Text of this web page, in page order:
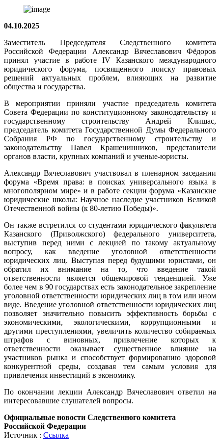
04.10.2025
Заместитель Председателя Следственного комитета
Российской Федерации Александр Вячеславович Фёдоров
принял участие в работе IV Казанского международного
юридического форума, посвященного поиску правовых
решений актуальных проблем, влияющих на развитие
общества и государства.
В мероприятии приняли участие председатель комитета
Совета Федерации по конституционному законодательству и
государственному строительству Андрей Клишас,
председатель комитета Государственной Думы Федерального
Собрания РФ по государственному строительству и
законодательству Павел Крашенинников, представители
органов власти, крупных компаний и ученые-юристы.
Александр Вячеславович участвовал в пленарном заседании
форума «Время права: в поисках универсального языка в
многополярном мире» и в работе секции форума «Казанские
юридические школы: Научное наследие участников Великой
Отечественной войны (к 80-летию Победы)».
Он также встретился со студентами юридического факультета
Казанского (Приволжского) федерального университета,
выступив перед ними с лекцией по такому актуальному
вопросу, как введение уголовной ответственности
юридических лиц. Выступая перед будущими юристами, он
обратил их внимание на то, что введение такой
ответственности является общемировой тенденцией. Уже
более чем в 90 государствах есть законодательное закрепление
уголовной ответственности юридических лиц в том или ином
виде. Введение уголовной ответственности юридических лиц
позволяет значительно повысить эффективность борьбы с
экономическими, экологическими, коррупционными и
другими преступлениями, увеличить количество собираемых
штрафов с виновных, привлечение которых к
ответственности оказывает существенное влияние на
участников рынка и способствует формированию здоровой
конкурентной среды, создавая тем самым условия для
привлечения инвестиций в экономику.
По окончании лекции Александр Вячеславович ответил на
интересовавшие слушателей вопросы.
Официальные новости Следственного комитета
Российской Федерации
Источник : Ссылка